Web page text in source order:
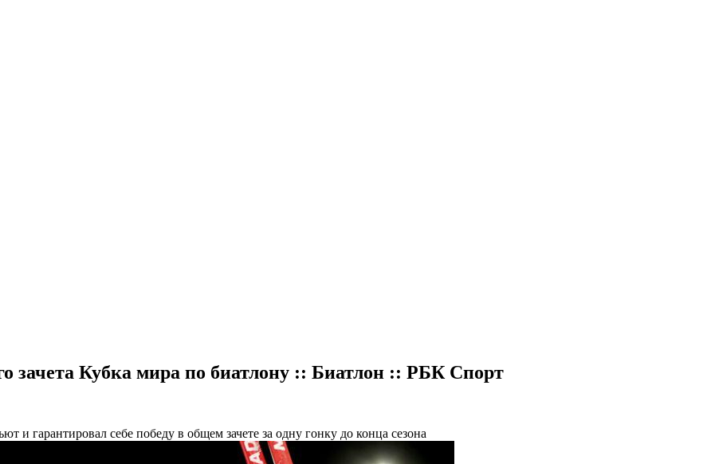
зачета Кубка мира по биатлону :: Биатлон :: РБК Спорт
гарантировал себе победу в общем зачете за одну гонку до конца сезона